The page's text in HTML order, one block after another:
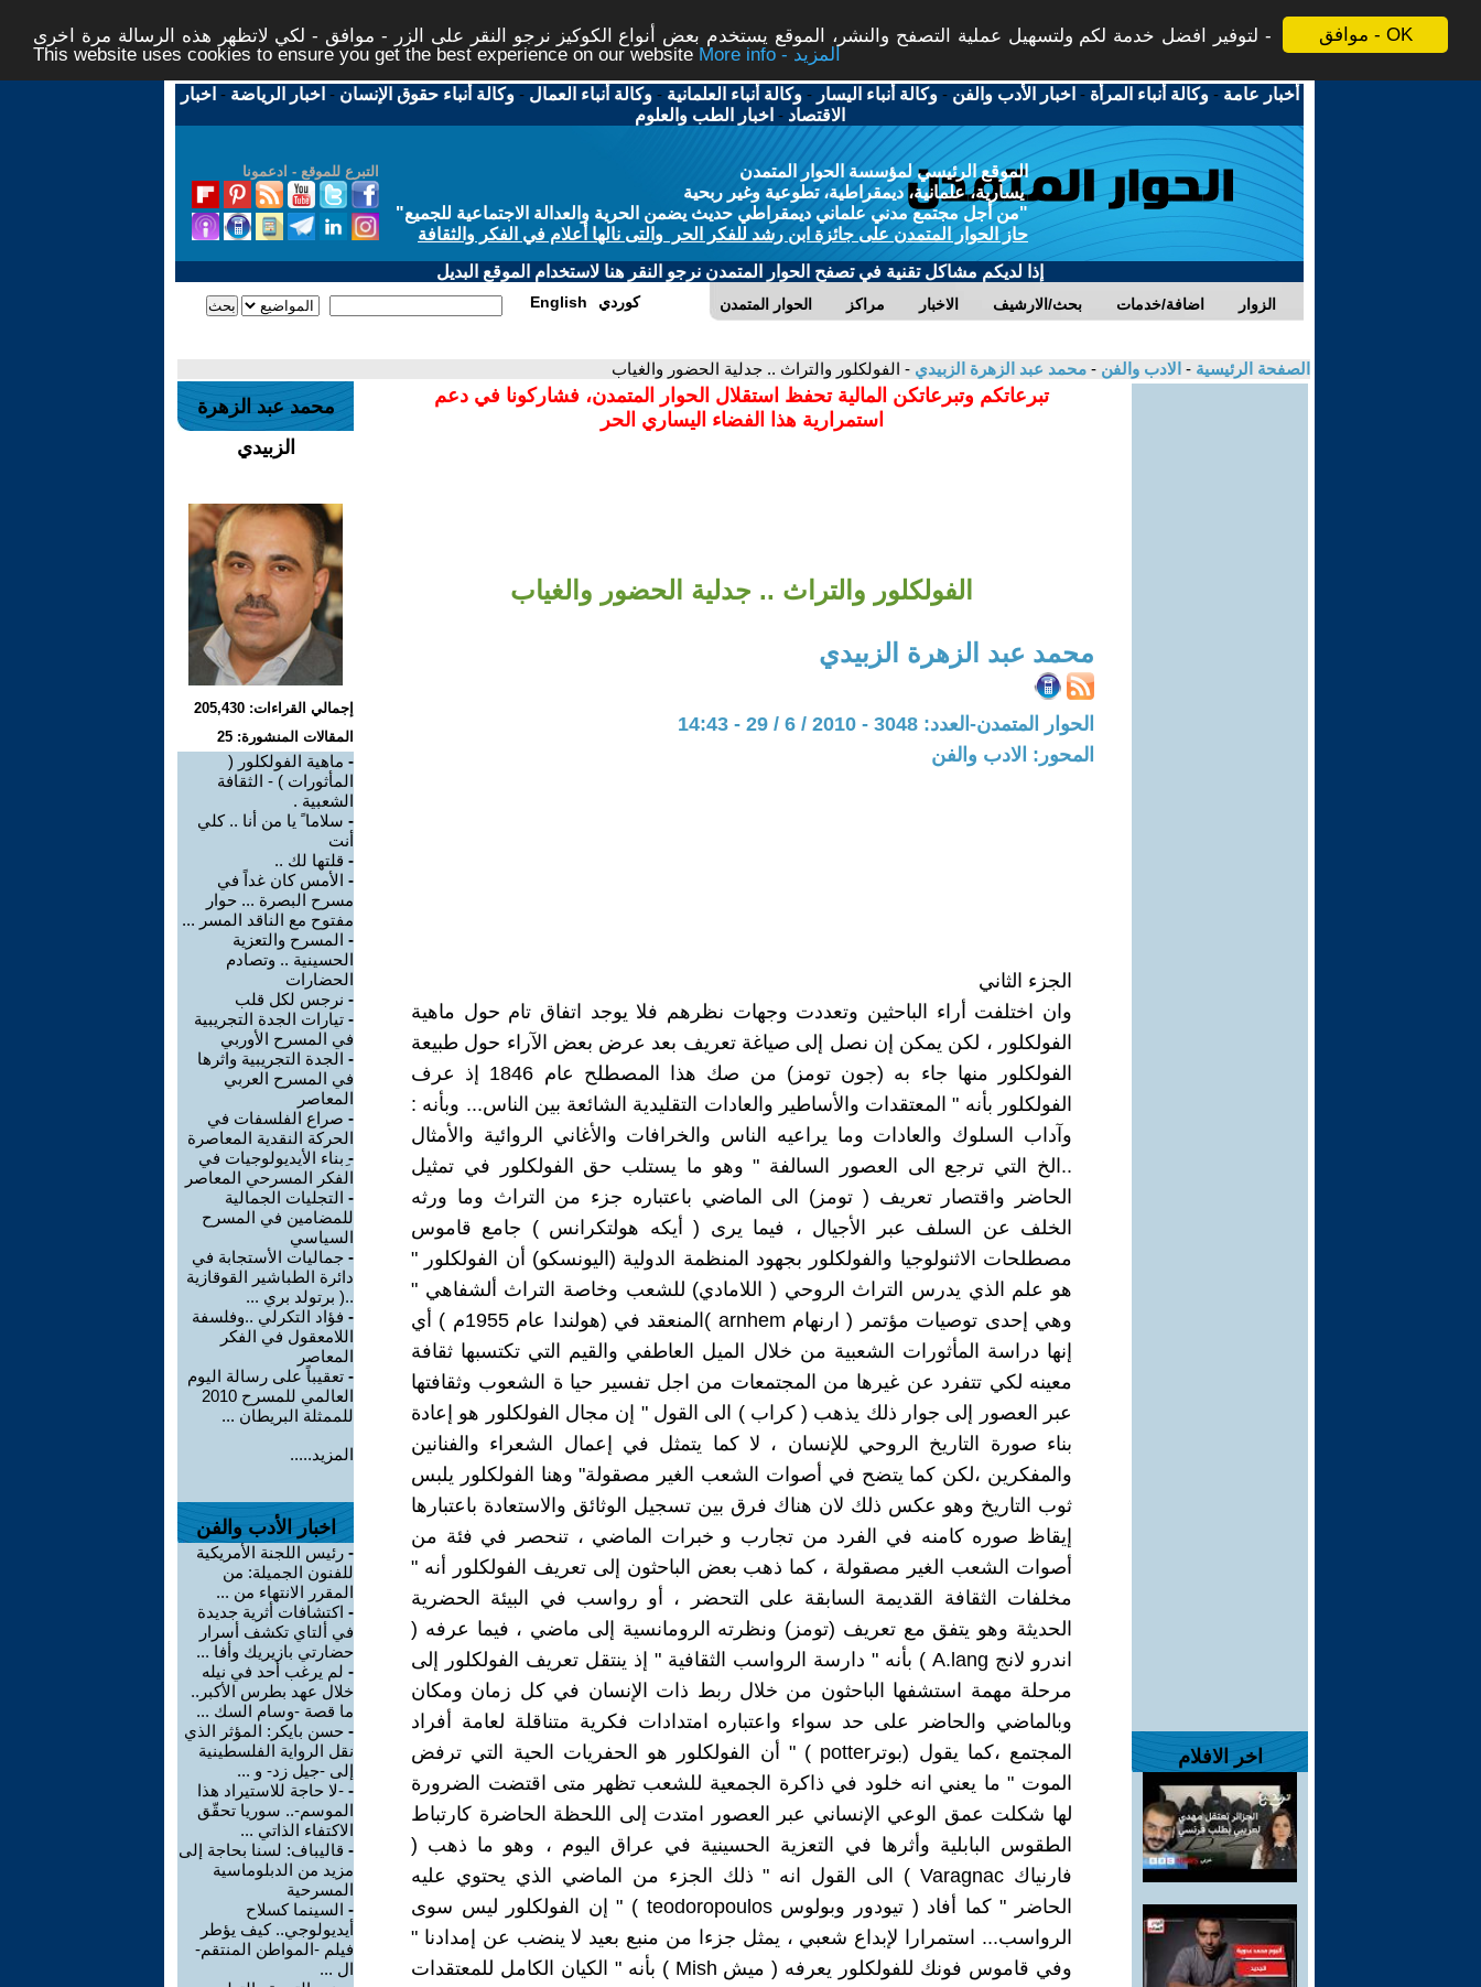
موافق - OK
لتوفير افضل خدمة لكم ولتسهيل عملية التصفح والنشر، الموقع يستخدم بعض أنواع الكوكيز نرجو النقر على الزر - موافق - لكي لاتظهر هذه الرسالة مرة اخرى -
This website uses cookies to ensure you get the best experience on our website
More info - المزيد
أخبار عامة -وكالة أنباء المرأة - اخبار الأدب والفن -وكالة أنباء اليسار -وكالة أنباء العلمانية -وكالة أنباء العمال -وكالة أنباء حقوق الإنسان - اخبار الرياضة - اخبار
الاقتصاد - اخبار الطب والعلوم
التبرع للموقع - ادعمونا
الموقع الرئيسي لمؤسسة الحوار المتمدن
يسارية، علمانية، ديمقراطية، تطوعية وغير ربحية
"من أجل مجتمع مدني علماني ديمقراطي حديث يضمن الحرية والعدالة الاجتماعية للجميع"
حاز الحوار المتمدن على جائزة ابن رشد للفكر الحر والتى نالها أعلام في الفكر والثقافة
إذا لديكم مشاكل تقنية في تصفح الحوار المتمدن نرجو النقر هنا لاستخدام الموقع البديل
الحوار المتمدن مراكز الاخبار بحث/الارشيف اضافة/خدمات الزوار English كوردي
الصفحة الرئيسية - الادب والفن - محمد عبد الزهرة الزبيدي - الفولكلور والتراث .. جدلية الحضور والغياب
اخر الافلام
تبرعاتكم وتبرعاتكن المالية تحفظ استقلال الحوار المتمدن، فشاركونا في دعم
استمرارية هذا الفضاء اليساري الحر
الفولكلور والتراث .. جدلية الحضور والغياب
محمد عبد الزهرة الزبيدي
الحوار المتمدن-العدد: 3048 - 2010 / 6 / 29 - 14:43
المحور: الادب والفن
الجزء الثاني
وان اختلفت أراء الباحثين وتعددت وجهات نظرهم فلا يوجد اتفاق تام حول ماهية
الفولكلور ، لكن يمكن إن نصل إلى صياغة تعريف بعد عرض بعض الآراء حول طبيعة
الفولكلور منها جاء به (جون تومز) من صك هذا المصطلح عام 1846 إذ عرف
الفولكلور بأنه " المعتقدات والأساطير والعادات التقليدية الشائعة بين الناس... وبأنه :
وآداب السلوك والعادات وما يراعيه الناس والخرافات والأغاني الروائية والأمثال
..الخ التي ترجع الى العصور السالفة " وهو ما يستلب حق الفولكلور في تمثيل
الحاضر واقتصار تعريف ( تومز) الى الماضي باعتباره جزء من التراث وما ورثه
الخلف عن السلف عبر الأجيال ، فيما يرى ( أيكه هولتكرانس ) جامع قاموس
مصطلحات الاثنولوجيا والفولكلور بجهود المنظمة الدولية (اليونسكو) أن الفولكلور "
هو علم الذي يدرس التراث الروحي ( اللامادي) للشعب وخاصة التراث ألشفاهي "
وهي إحدى توصيات مؤتمر ( ارنهام arnhem )المنعقد في (هولندا عام 1955م ) أي
إنها دراسة المأثورات الشعبية من خلال الميل العاطفي والقيم التي تكتسبها ثقافة
معينه لكي تتفرد عن غيرها من المجتمعات من اجل تفسير حيا ة الشعوب وثقافتها
عبر العصور إلى جوار ذلك يذهب ( كراب ) الى القول " إن مجال الفولكلور هو إعادة
بناء صورة التاريخ الروحي للإنسان ، لا كما يتمثل في إعمال الشعراء والفنانين
والمفكرين ،لكن كما يتضح في أصوات الشعب الغير مصقولة" وهنا الفولكلور يلبس
ثوب التاريخ وهو عكس ذلك لان هناك فرق بين تسجيل الوثائق والاستعادة باعتبارها
إيقاظ صوره كامنه في الفرد من تجارب و خبرات الماضي ، تنحصر في فئة من
أصوات الشعب الغير مصقولة ، كما ذهب بعض الباحثون إلى تعريف الفولكلور أنه "
مخلفات الثقافة القديمة السابقة على التحضر ، أو رواسب في البيئة الحضرية
الحديثة وهو يتفق مع تعريف (تومز) ونظرته الرومانسية إلى ماضي ، فيما عرفه (
اندرو لانج A.lang ) بأنه " دارسة الرواسب الثقافية " إذ ينتقل تعريف الفولكلور إلى
مرحلة مهمة استشفها الباحثون من خلال ربط ذات الإنسان في كل زمان ومكان
وبالماضي والحاضر على حد سواء واعتباره امتدادات فكرية متناقلة لعامة أفراد
المجتمع ،كما يقول (بوترpotter ) " أن الفولكلور هو الحفريات الحية التي ترفض
الموت " ما يعني انه خلود في ذاكرة الجمعية للشعب تظهر متى اقتضت الضرورة
لها شكلت عمق الوعي الإنساني عبر العصور امتدت إلى اللحظة الحاضرة كارتباط
الطقوس البابلية وأثرها في التعزية الحسينية في عراق اليوم ، وهو ما ذهب (
فارنياك Varagnac ) الى القول انه " ذلك الجزء من الماضي الذي يحتوي عليه
الحاضر " كما أفاد ( تيودور وبولوس teodoropoulos ) " إن الفولكلور ليس سوى
الرواسب... استمرارا لإبداع شعبي ، يمثل جزءا من منبع بعيد لا ينضب عن إمدادنا "
وفي قاموس فونك للفولكلور يعرفه ( ميش Mish ) بأنه " الكيان الكامل للمعتقدات
محمد عبد الزهرة
الزبيدي
إجمالي القراءات: 205,430
المقالات المنشورة: 25
- ماهية الفولكلور (
المأثورات ) - الثقافة
الشعبية .
- سلاما ً يا من أنا .. كلي
أنت
- قلتها لك ..
- الأمس كان غداً في
مسرح البصرة ... حوار
مفتوح مع الناقد المسر ...
- المسرح والتعزية
الحسينية .. وتصادم
الحضارات
- نرجس لكل قلب
- تيارات الجدة التجريبية
في المسرح الأوربي
- الجدة التجريبية واثرها
في المسرح العربي
المعاصر
- صراع الفلسفات في
الحركة النقدية المعاصرة
- ِبناء الأيديولوجيات في
الفكر المسرحي المعاصر
- التجليات الجمالية
للمضامين في المسرح
السياسي
- جماليات الأستجابة في
دائرة الطباشير القوقازية
..( برتولد بري ...
- فؤاد التكرلي ..وفلسفة
اللامعقول في الفكر
المعاصر
- تعقيباً على رسالة اليوم
العالمي للمسرح 2010
للممثلة البريطان ...
المزيد.....
اخبار الأدب والفن
- رئيس اللجنة الأمريكية
للفنون الجميلة: من
المقرر الانتهاء من ...
- اكتشافات أثرية جديدة
في ألتاي تكشف أسرار
حضارتي بازيريك وأفا ...
- لم يرغب أحد في نيله
خلال عهد بطرس الأكبر..
ما قصة -وسام السك ...
- حسن بايكر: المؤثر الذي
نقل الرواية الفلسطينية
إلى -جيل زد- و ...
- -لا حاجة للاستيراد هذا
الموسم-.. سوريا تحقّق
الاكتفاء الذاتي ...
- قاليباف: لسنا بحاجة إلى
مزيد من الدبلوماسية
المسرحية
- السينما كسلاح
أيديولوجي.. كيف يؤطر
فيلم -المواطن المنتقم-
ال ...